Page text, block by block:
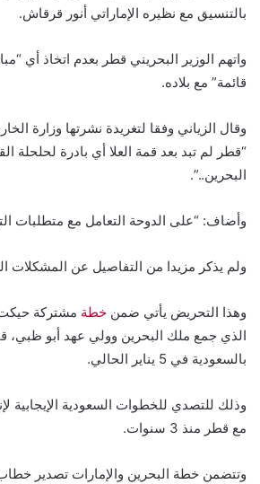
بالتنسيق مع نظيره الإماراتي أنور قرقاش.
واتهم الوزير البحريني قطر بعدم اتخاذ أي
قائمة” مع بلاده.
وقال الزياني وفقا لتغريدة نشرتها وزارة
“قطر لم تبد بعد قمة العلا أي بادرة لحلحلة
البحرين..”.
وأضاف: “على الدوحة التعامل مع متطلبات
ولم يذكر مزيدا من التفاصيل عن المشكلات
وهذا التحريض يأتي ضمن خطة مشتركة حيكت
الذي جمع ملك البحرين وولي عهد أبو ظبي،
بالسعودية في 5 يناير الحالي.
وذلك للتصدي للخطوات السعودية الإيجابية
مع قطر منذ 3 سنوات.
وتتضمن خطة البحرين والإمارات تصدير